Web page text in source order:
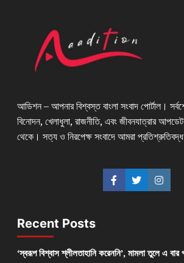
আডিশন – আপনার বিশ্বস্ত বাংলা সংবাদ পোর্টাল।
বিনোদন, খেলাধুলা, রাজনীতি, এবং জীবনযাত্রার
থেকে। সত্য ও নিরপেক্ষ সংবাদে আমরা
Recent Posts
‘স্বরূপ বিশ্বাস শ্লীলতাহানি করেননি’, মামলা তুলে এ বার